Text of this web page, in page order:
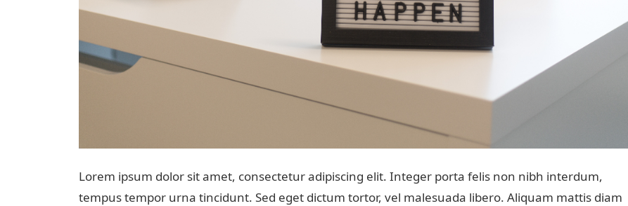
Lorem ipsum dolor sit amet, consectetur adipiscing elit. Integer porta felis non nibh interdum,
tempus tempor urna tincidunt. Sed eget dictum tortor, vel malesuada libero. Aliquam mattis diam